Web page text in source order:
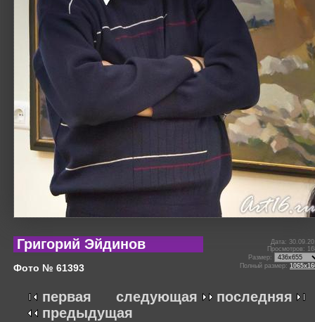
Григорий Эйдинов
Фото № 61393
Дата:
Просмотров:
Размер:
Полный размер:
следующая последняя
первая
предыдущая